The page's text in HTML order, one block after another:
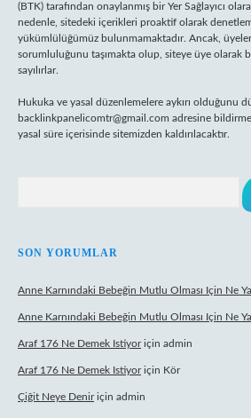
(BTK) tarafından onaylanmış bir Yer Sağlayıcı
nedenle, sitedeki içerikleri proaktif olarak
yükümlülüğümüz bulunmamaktadır. Ancak,
sorumluluğunu taşımakta olup, siteye üye olarak
sayılırlar.
Hukuka ve yasal düzenlemelere aykırı olduğunu
backlinkpanelicomtr@gmail.com adresine
yasal süre içerisinde sitemizden kaldırılacaktır.
SON YORUMLAR
Anne Karnındaki Bebeğin Mutlu Olması Için Ne
Anne Karnındaki Bebeğin Mutlu Olması Için Ne
Araf 176 Ne Demek Istiyoriçin admin
Araf 176 Ne Demek Istiyoriçin Kör
Çiğit Neye Deniriçin admin